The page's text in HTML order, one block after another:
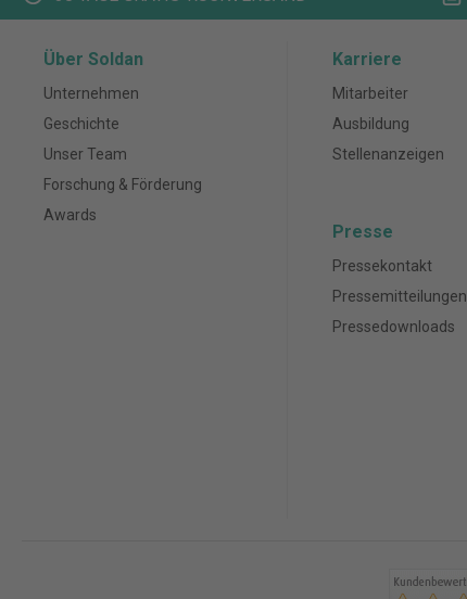
Über Soldan
Unternehmen
Geschichte
Unser Team
Forschung & Förderung
Awards
Karriere
Mitarbeiter
Ausbildung
Stellenanzeigen
Presse
Pressekontakt
Pressemitteilungen
Pressedownloads